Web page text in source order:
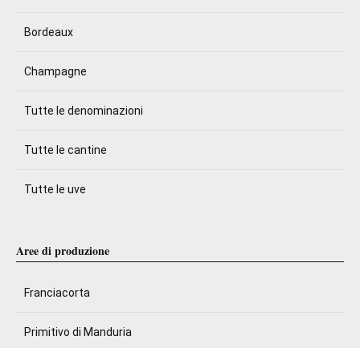
Bordeaux
Champagne
Tutte le denominazioni
Tutte le cantine
Tutte le uve
Aree di produzione
Franciacorta
Primitivo di Manduria